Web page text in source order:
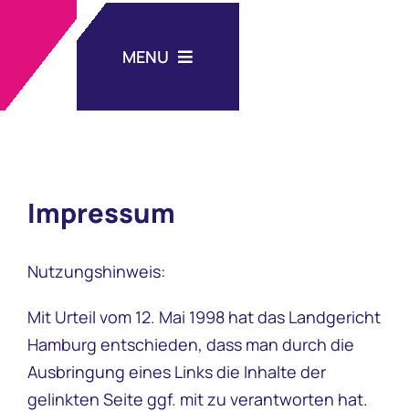
springen
MENU
Unsere Schule
Schulleben
Nachmittagsbetreuung
Medien
Impressum
Nutzungshinweis:
Mit Urteil vom 12. Mai 1998 hat das Landgericht
Hamburg entschieden, dass man durch die
Ausbringung eines Links die Inhalte der
gelinkten Seite ggf. mit zu verantworten hat.